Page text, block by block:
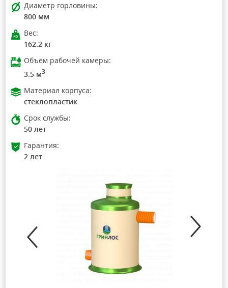
Диаметр горловины:
800 мм
Вес:
162.2 кг
Объем рабочей камеры:
3.5 м3
Материал корпуса:
стеклопластик
Срок службы:
50 лет
Гарантия:
2 лет